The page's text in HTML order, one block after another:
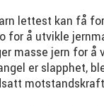
lettest kan få
for å utvikle
masse jern for å
er slapphet,